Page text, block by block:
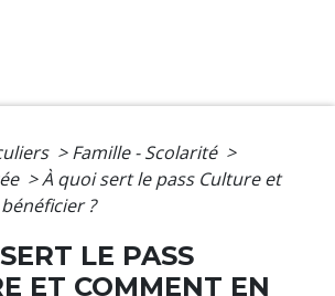
> Famille - Scolarité >
>À quoi sert le pass Culture et
?
LE PASS
ET COMMENT EN